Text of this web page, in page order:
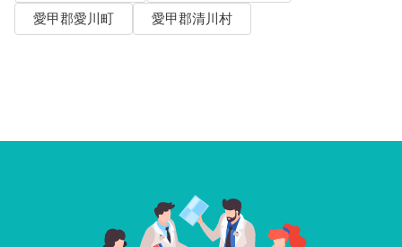
愛甲郡愛川町
愛甲郡清川村